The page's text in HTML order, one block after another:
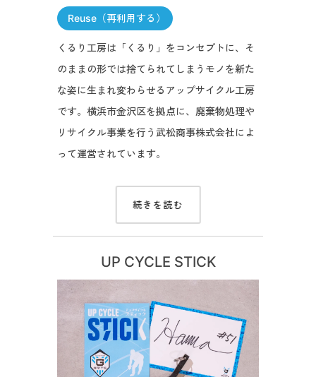
Reuse（再利用する）
くるり工房は「くるり」をコンセプトに、そ
のままの形では捨てられてしまうモノを新た
な姿に生まれ変わらせるアップサイクル工房
です。横浜市金沢区を拠点に、廃棄物処理や
リサイクル事業を行う武松商事株式会社によ
って運営されています。
続きを読む
UP CYCLE STICK